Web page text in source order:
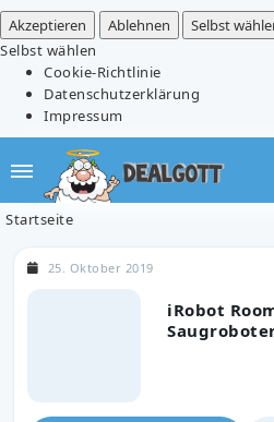
Akzeptieren
Ablehnen Selbst
Selbst wählen
Cookie-Richtlinie
Datenschutzerklärung
Impressum
Startseite
iRobot
25. Oktober 2019